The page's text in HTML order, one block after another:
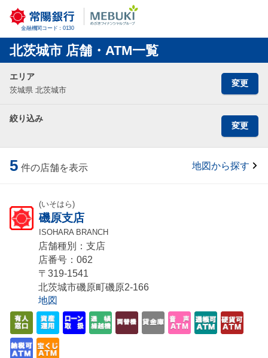
金融機関コード：0130
北茨城市 店舗・ATM一覧
エリア
茨城県 北茨城市
変更
絞り込み
変更
5 件の店舗を表示 地図から探す
(いそはら)
磯原支店
ISOHARA BRANCH
店舗種別：支店
店番号：062
〒319-1541
北茨城市磯原町磯原2-166
地図